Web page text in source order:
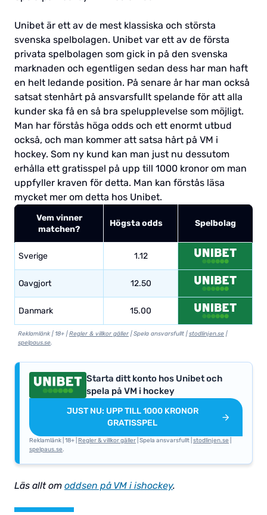
Unibet är ett av de mest klassiska och största
svenska spelbolagen. Unibet var ett av de första
privata spelbolagen som gick in på den svenska
marknaden och egentligen sedan dess har man haft
en helt ledande position. På senare år har man också
satsat stenhårt på ansvarsfullt spelande för att alla
kunder ska få en så bra spelupplevelse som möjligt.
Man har förstås höga odds och ett enormt utbud
också, och man kommer att satsa hårt på VM i
hockey. Som ny kund kan man just nu dessutom
erhålla ett gratisspel på upp till 1000 kronor om man
uppfyller kraven för detta. Man kan förstås läsa
mycket mer om detta hos Unibet.
Vem vinner
matchen?
Högsta odds Spelbolag
Sverige 1.12
Oavgjort 12.50
Danmark 15.00
Reklamlänk | 18+ |Regler & villkor gäller | Spela ansvarsfullt |stodlinjen.se |
spelpaus.se.
Starta ditt konto hos Unibet och
spela på VM i hockey
JUST NU: UPP TILL 1000 KRONOR
GRATISSPEL
Reklamlänk | 18+ | Regler & villkor gäller | Spela ansvarsfullt | stodlinjen.se
spelpaus.se.
Läs allt om oddsen på VM i ishockey.